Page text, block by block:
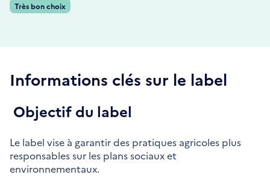
Très bon choix
Informations clés sur le label
Objectif du label
Le label vise à garantir des pratiques agricoles plus
responsables sur les plans sociaux et
environnementaux.